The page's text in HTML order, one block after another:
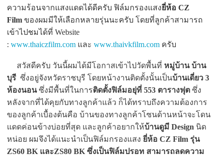
ความร้อนจากแสงแดดได้ดีครับ ฟิล์มกรองแสงยี่ห้อ CZ
Film ของผมมีให้เลือกหลายรุ่นนะครับ โดยที่ลูกค้าสามารถ
เข้าไปชมได้ที่ Website
:www.thaiczfilm.com และwww.thaivkfilm.com ครับ
สวัสดีครับ วันนี้ผมได้มีโอกาสเข้าไปวัดพื้นที่ หมู่บ้าน บ้าน
บุรี ซึ่งอยู่จังหวัดราชบุรี โดยหน้างานติดตั้งนั้นเป็นบ้านเดี่ยว 3
ห้องนอนซึ่งมีพื้นที่ในการติดตั้งฟิล์มอยุ่ที่ 553 ตารางฟุต ซึ่ง
หลังจากที่ได้คุยกับทางลูกค้าแล้ว ก็ได้ทราบถึงความต้องการ
ของลูกค้าเบื้องต้นคือ บ้านของทางลูกค้าโซนด้านหน้าจะโดน
แดดค่อนข้างบ่อยที่สุด และลูกค้าอยากให้บ้านดูมี Design นิด
หน่อย ผมจึงได้แนะนำเป็นฟิล์มกรองแสงยี่ห้อ CZ Film รุ่น
ZS60 BK และZS80 BK ซึ่งเป็นฟิล์มปรอท สามารถลดความ